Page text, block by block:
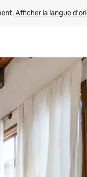
Afficher la langue